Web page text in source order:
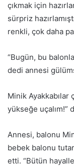
çıkmak için
sürpriz
renkli, çok daha
“Bugün, bu
dedi annesi
Minik Ayakkabılar
yükseğe uçalım!”
Annesi, balonu
bebek balonu
etti. “Bütün